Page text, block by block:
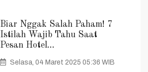
Biar Nggak Salah Paham! 7
Istilah Wajib Tahu Saat
Pesan Hotel...
Selasa, 04 Maret 2025 05:36 WIB